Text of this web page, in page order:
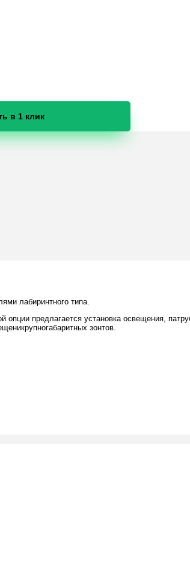
в 1 клик
лабиринтного типа.
предлагается установка освещения,
зонтов.